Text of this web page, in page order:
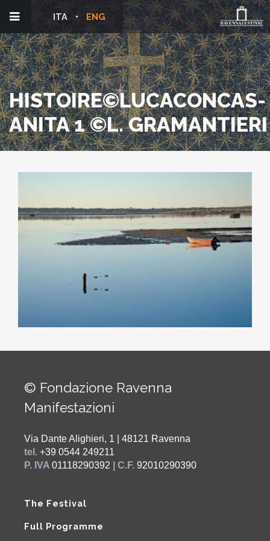
ENG
ITA
HISTOIRE©LUCACONCAS-
ANITA 1 ©L. GRAMANTIERI
© Fondazione Ravenna
Manifestazioni
Via Dante Alighieri, 1 | 48121 Ravenna
tel. +39 0544 249211
P. IVA 01118290392 | C.F. 92010290390
The Festival
Full Programme